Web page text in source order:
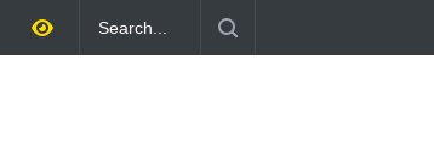
গড়ে তোলাই সরকারের মূল লক্ষ্য: প্রধানমন্ত্রী